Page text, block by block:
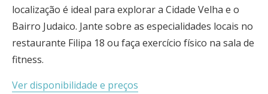
localização é ideal para explorar a Cidade Velha e o
Bairro Judaico. Jante sobre as especialidades locais no
restaurante Filipa 18 ou faça exercício físico na sala de
fitness.
Ver disponibilidade e preços